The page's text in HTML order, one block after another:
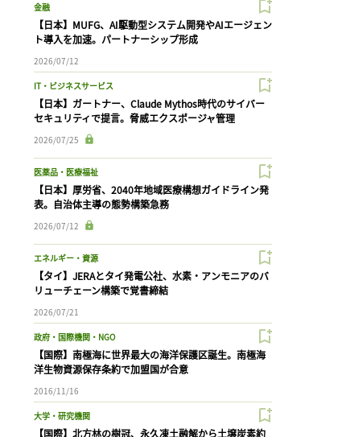
金融
【日本】MUFG、AI駆動型システム開発やAIエージェン
ト導入を加速。パートナーシップ形成
2026/07/12
IT・ビジネスサービス
【日本】ガートナー、Claude Mythos時代のサイバー
セキュリティで提言。脅威エクスポージャ管理
2026/07/25
医薬品・医療福祉
【日本】厚労省、2040年地域医療構想ガイドライン発
表。自治体主導の態勢構築急務
2026/07/12
エネルギー・資源
【タイ】JERAとタイ発電公社、水素・アンモニアのバ
リューチェーン構築で覚書締結
2026/07/21
政府・国際機関・NGO
【国際】南極海に世界最大の海洋保護区誕生。南極海
洋生物資源保存条約で加盟国が合意
2016/11/16
大学・研究機関
【国際】北方林の樹冠、永久凍土融解から土壌炭素約